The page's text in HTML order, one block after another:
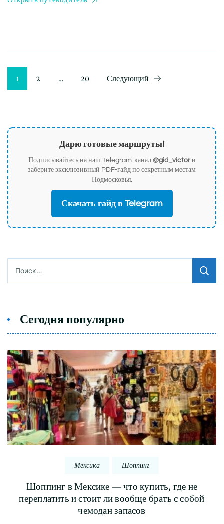
Пагинация
Страница
1 Страница
2 … Страница
20 Следующий
Дарю готовые маршруты!
Подписывайтесь на наш Telegram-канал @gid_victorи
заберите эксклюзивный PDF-гайд по секретным местам
Подмосковья.
Скачать гайд в Telegram
Сегодня популярно
Мексика Шоппинг
Шоппинг в Мексике — что купить, где не
переплатить и стоит ли вообще брать с собой
чемодан запасов